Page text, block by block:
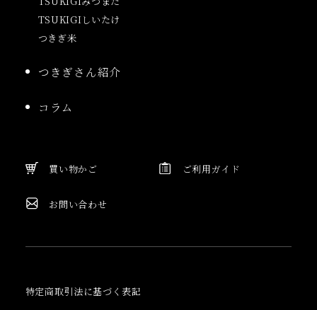
TSUKIGIしいたけ
つきぎ米
つきぎさん紹介
コラム
買い物かご ご利用ガイド
お問い合わせ
特定商取引法に基づく表記